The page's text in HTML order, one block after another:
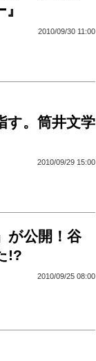
2010/09/30 11:00
す。筒井文学
2010/09/29 15:00
が公開！谷
!?
2010/09/25 08:00